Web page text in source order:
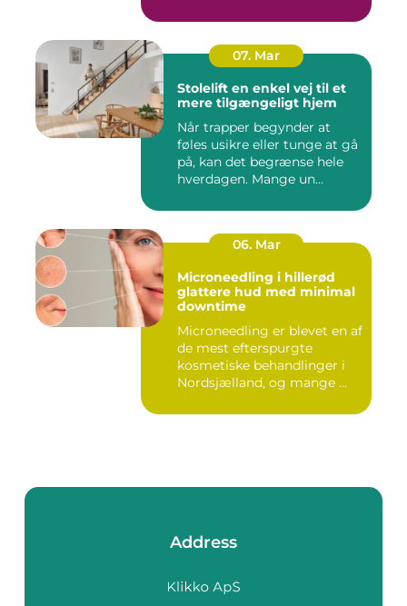
07. Mar
Stolelift en enkel vej til et
mere tilgængeligt hjem
Når trapper begynder at
føles usikre eller tunge at gå
på, kan det begrænse hele
hverdagen. Mange un...
06. Mar
Microneedling i hillerød
glattere hud med minimal
downtime
Microneedling er blevet en af
de mest efterspurgte
kosmetiske behandlinger i
Nordsjælland, og mange ...
Address